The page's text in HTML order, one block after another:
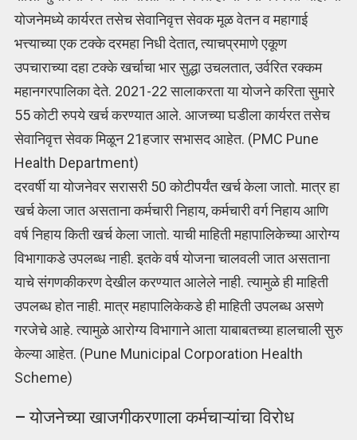
योजनेमध्ये कार्यरत तसेच सेवानिवृत्त सेवक मूळ वेतन व महागाई
भत्त्याच्या एक टक्के दरमहा निधी देतात, त्याचप्रमाणे एकूण
उपचाराच्या दहा टक्के खर्चाचा भार सुद्धा उचलतात, उर्वरित रक्कम
महानगरपालिका देते. 2021-22 सालाकरता या योजने करिता सुमारे
55 कोटी रुपये खर्च करण्यात आले. आजच्या घडीला कार्यरत तसेच
सेवानिवृत्त सेवक मिळून 21हजार सभासद आहेत. (PMC Pune
Health Department)
दरवर्षी या योजनेवर सरासरी 50 कोटीपर्यंत खर्च केला जातो. मात्र हा
खर्च केला जात असताना कर्मचारी निहाय, कर्मचारी वर्ग निहाय आणि
वर्ष निहाय किती खर्च केला जातो. याची माहिती महापालिकेच्या आरोग्य
विभागाकडे उपलब्ध नाही. इतके वर्ष योजना चालवली जात असताना
याचे संगणकीकरण देखील करण्यात आलेले नाही. त्यामुळे ही माहिती
उपलब्ध होत नाही. मात्र महापालिकेकडे ही माहिती उपलब्ध असणे
गरजेचे आहे. त्यामुळे आरोग्य विभागाने आता याबाबतच्या हालचाली सुरु
केल्या आहेत. (Pune Municipal Corporation Health
Scheme)
– योजनेच्या खाजगीकरणाला कर्मचाऱ्यांचा विरोध